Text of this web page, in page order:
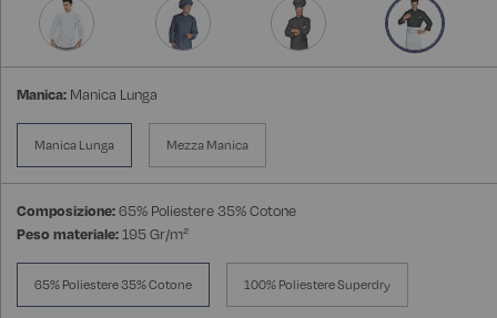
Manica: Manica Lunga
Manica Lunga Mezza Manica
Composizione:65% Poliestere 35% Cotone
Peso materiale:195 Gr/m²
65% Poliestere 35% Cotone 100% Poliestere Superdry